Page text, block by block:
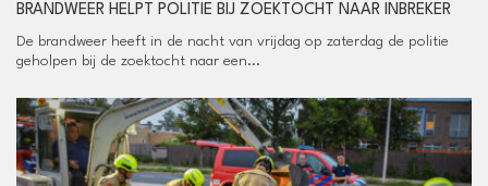
BRANDWEER HELPT POLITIE BIJ ZOEKTOCHT NAAR INBREKER
De brandweer heeft in de nacht van vrijdag op zaterdag de politie
geholpen bij de zoektocht naar een...